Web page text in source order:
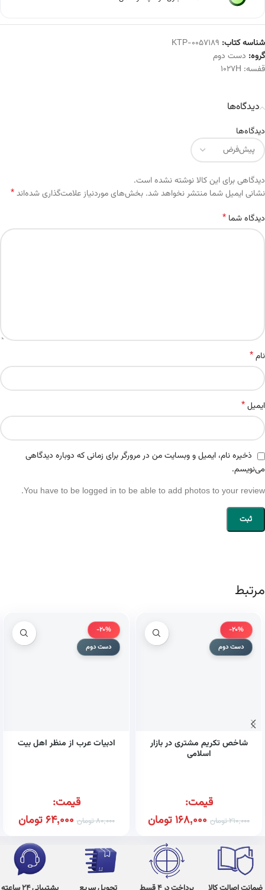
شناسه کتاب: KTP-0057189
گروه: دست دوم
قفسه: 1027H
دیدگاه‌ها
دیدگاه‌ها
دیدگاهی برای این کالا نوشته نشده است.
نشانی ایمیل شما منتشر نخواهد شد. بخش‌های موردنیاز علامت‌گذاری شده‌اند*
دیدگاه شما *
نام*
ایمیل*
ذخیره نام، ایمیل و وبسایت من در مرورگر برای زمانی که دوباره دیدگاهی
می‌نویسم.
You have to be logged in to be able to add photos to your review.
Alternative:
مرتبط
-20%
دست دوم
شاخص تکریم مشتری در بازار
اسلامی
قیمت:
210,000تومان 168,000تومان
-20%
دست دوم
ادبیات عرب از منظر اهل بیت
قیمت:
80,000تومان 64,000 تومان